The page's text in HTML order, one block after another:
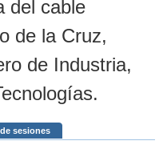
del cable
de la Cruz,
de Industria,
sesiones